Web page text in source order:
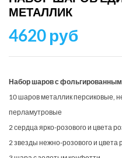
МЕТАЛЛИК
4620 руб
Набор шаров с
10 шаров металлик персиковые,
перламутровые
2 сердца ярко-розового и цвета
2 звезды нежно-розового и цвета